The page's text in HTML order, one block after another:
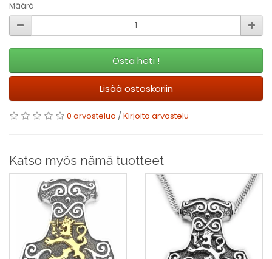
Määrä
Osta heti !
Lisää ostoskoriin
0 arvostelua /Kirjoita arvostelu
Katso myös nämä tuotteet